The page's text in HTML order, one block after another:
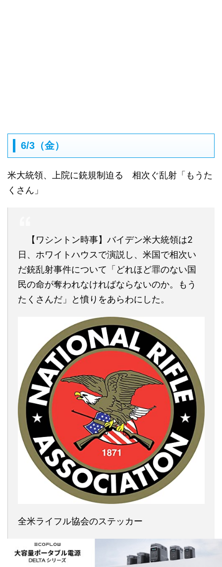
6/3（金）
米大統領、上院に銃規制迫る 相次ぐ乱射「もうた
くさん」
【ワシントン時事】バイデン米大統領は2
日、ホワイトハウスで演説し、米国で相次い
だ銃乱射事件について「どれほど罪のない国
民の命が奪われなければならないのか。もう
たくさんだ」と憤りをあらわにした。
全米ライフル協会のステッカー
その上で、一向に規制強化法案を可決しない
議会上院に対し「行動せよ」と強く迫った。